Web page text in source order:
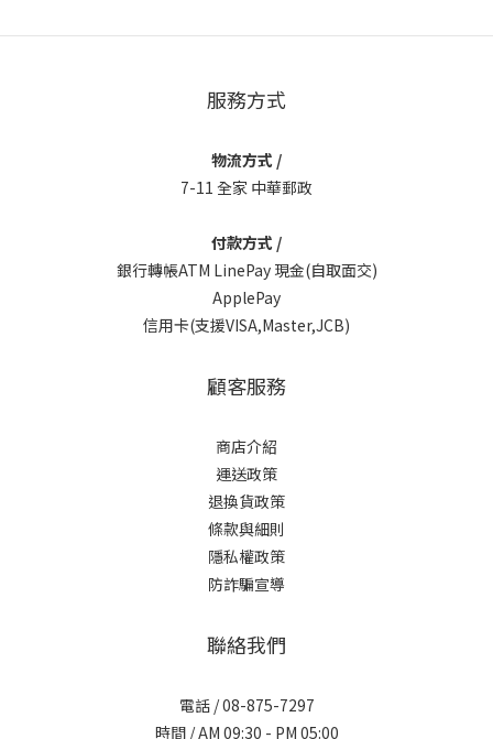
服務方式
物流方式 /
7-11 全家 中華郵政
付款方式 /
銀行轉帳ATM LinePay 現金(自取面交)
ApplePay
信用卡(支援VISA,Master,JCB)
顧客服務
商店介紹
運送政策
退換貨政策
條款與細則
隱私權政策
防詐騙宣導
聯絡我們
電話 / 08-875-7297
時間 / AM 09:30 - PM 05:00